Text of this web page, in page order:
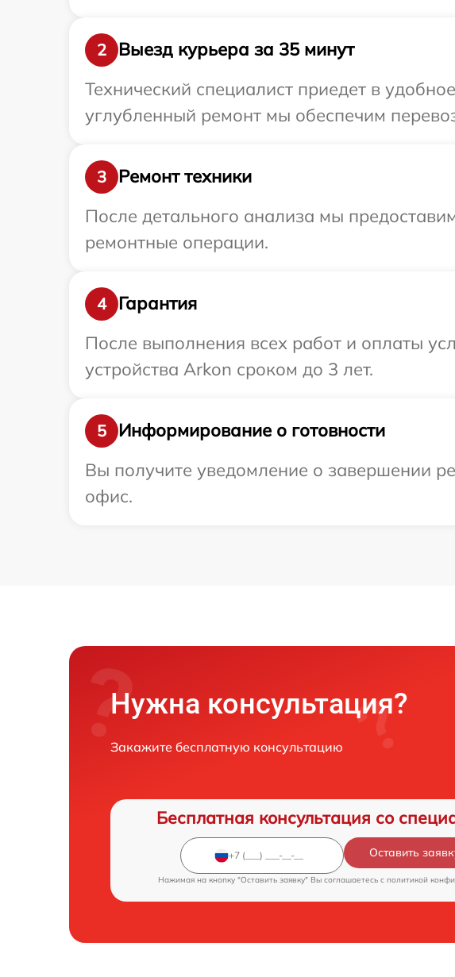
2
Выезд курьера за 35 минут
Технический специалист приедет в
углубленный ремонт мы обеспечим
3
Ремонт техники
После детального анализа мы
ремонтные операции.
4
Гарантия
После выполнения всех работ и оплаты
устройства Arkon сроком до 3 лет.
5
Информирование о готовности
Вы получите уведомление о завершении
офис.
Нужна консультация?
Закажите бесплатную консультацию
Бесплатная консультация со
Оставить
Нажимая на кнопку "Оставить заявку" Вы соглашаетесь c политикой